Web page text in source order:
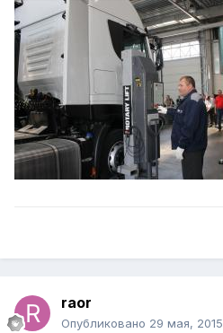
raor
Опубликовано 29 мая, 2015